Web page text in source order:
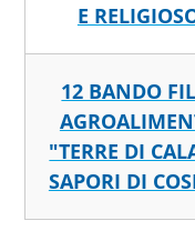
E
12 BANDO
"TERRE DI
SAPORI DI